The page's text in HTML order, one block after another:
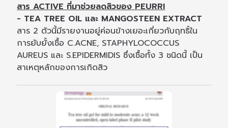
สาร ACTIVE ที่มาช่วยลดสิวของ PEURRI
- TEA TREE OIL และ MANGOSTEEN EXTRACT
สาร 2 ตัวนี้มีรายงานอยู่ค่อนข้างเยอะเกี่ยวกับฤทธิ์ใน
การยับยั้งเชื้อ C.ACNE, STAPHYLOCOCCUS
AUREUS และ S.EPIDERMIDIS ซึ่งเชื้อทั้ง 3 ชนิดนี้ เป็น
สาเหตุหลักของการเกิดสิว